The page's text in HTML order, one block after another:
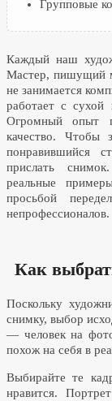
Групповые
Каждый наш
Мастер, пишущий
не занимается
работает с
Огромный опыт
качество. Чтобы
понравившийся
прислать
реальные
просьбой
непрофессионалов.
Как
Поскольку
снимку, выбор
— человек на
похож на себя в
Выбирайте те
нравится.